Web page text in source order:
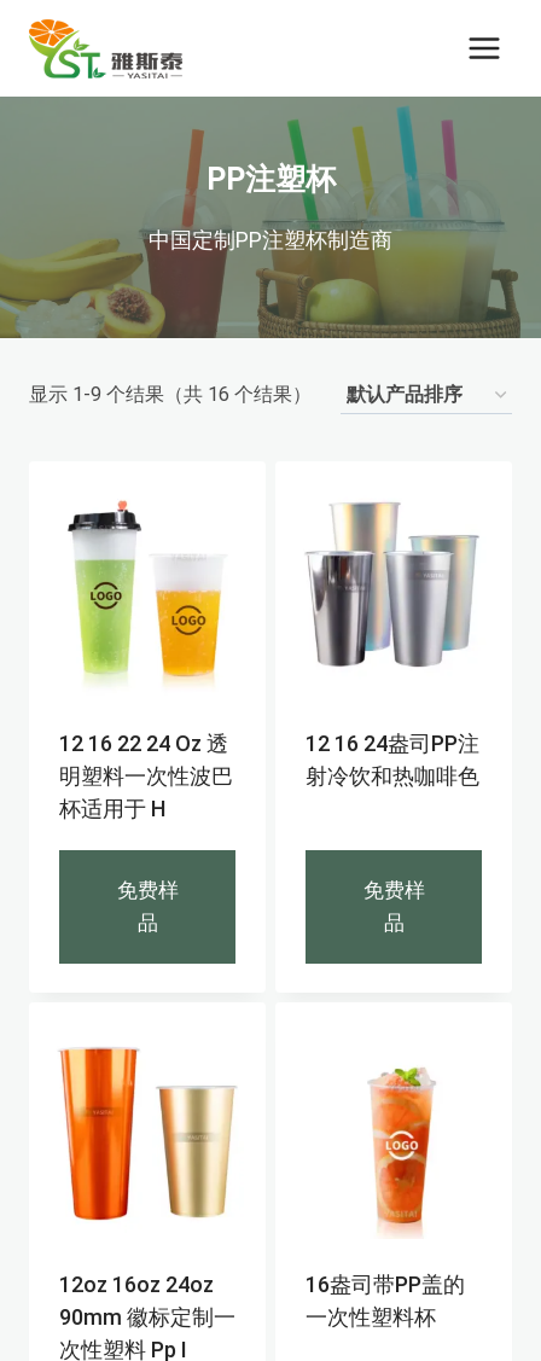
PP注塑杯
中国定制PP注塑杯制造商
显示 1-9 个结果（共 16 个结果）
12 16 22 24 Oz 透
明塑料一次性波巴
杯适用于 H
免费样
品
12 16 24盎司PP注
射冷饮和热咖啡色
免费样
品
12oz 16oz 24oz
90mm 徽标定制一
次性塑料 Pp I
16盎司带PP盖的
一次性塑料杯